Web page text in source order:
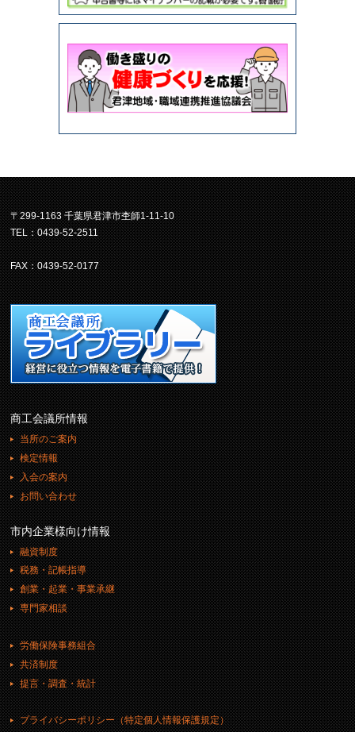
〒299-1163 千葉県君津市杢師1-11-10
TEL：0439-52-2511
FAX：0439-52-0177
商工会議所情報
当所のご案内
検定情報
入会の案内
お問い合わせ
市内企業様向け情報
融資制度
税務・記帳指導
創業・起業・事業承継
専門家相談
労働保険事務組合
共済制度
提言・調査・統計
プライバシーポリシー（特定個人情報保護規定）